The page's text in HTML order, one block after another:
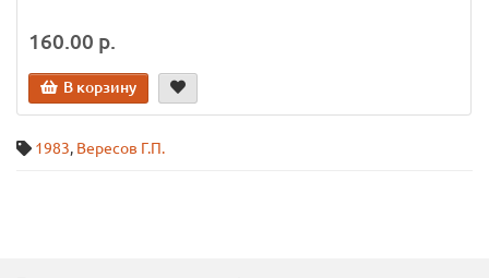
160.00 р.
В корзину
1983, Вересов Г.П.